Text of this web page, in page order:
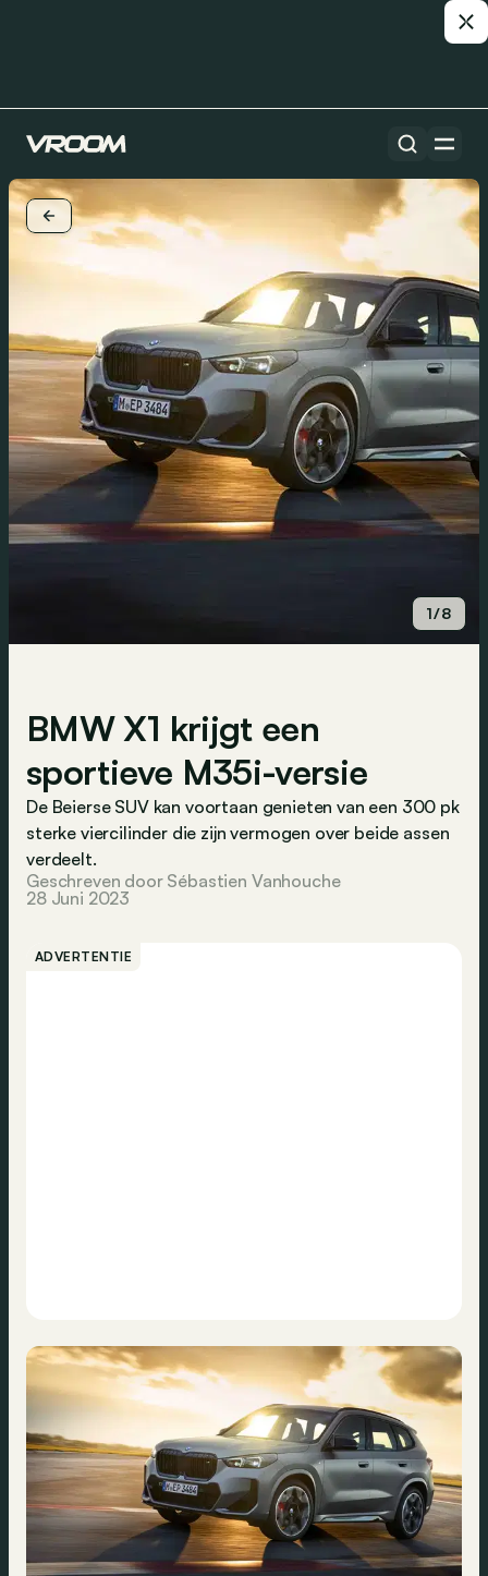
1/8
BMW X1 krijgt een
sportieve M35i-versie
De Beierse SUV kan voortaan genieten van een 300 pk
sterke viercilinder die zijn vermogen over beide assen
verdeelt.
Geschreven door Sébastien Vanhouche
28 Juni 2023
ADVERTENTIE